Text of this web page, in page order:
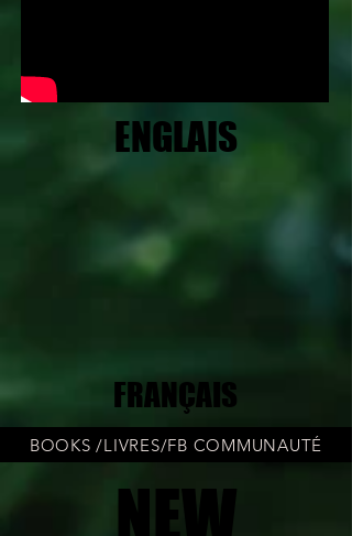
ENGLAIS
ENGLAIS
FRANÇAIS
FRANÇAIS
BOOKS /LIVRES/FB COMMUNAUTÉ
NEW
NEW